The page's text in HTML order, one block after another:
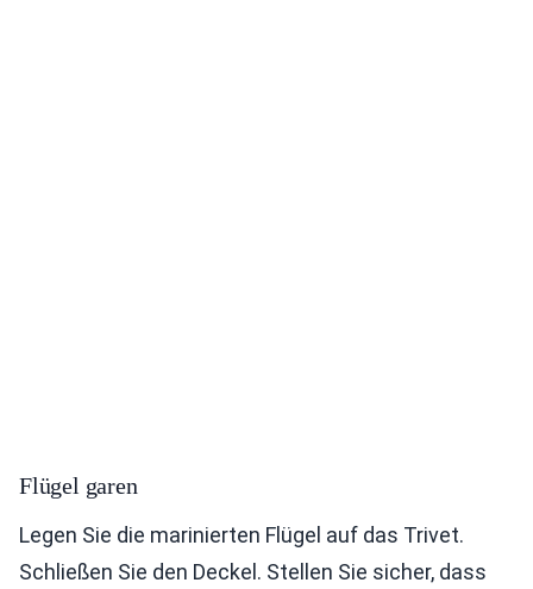
Flügel garen
Legen Sie die marinierten Flügel auf das Trivet.
Schließen Sie den Deckel. Stellen Sie sicher, dass